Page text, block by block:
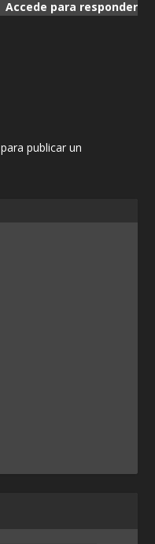
Accede para responder
para publicar un